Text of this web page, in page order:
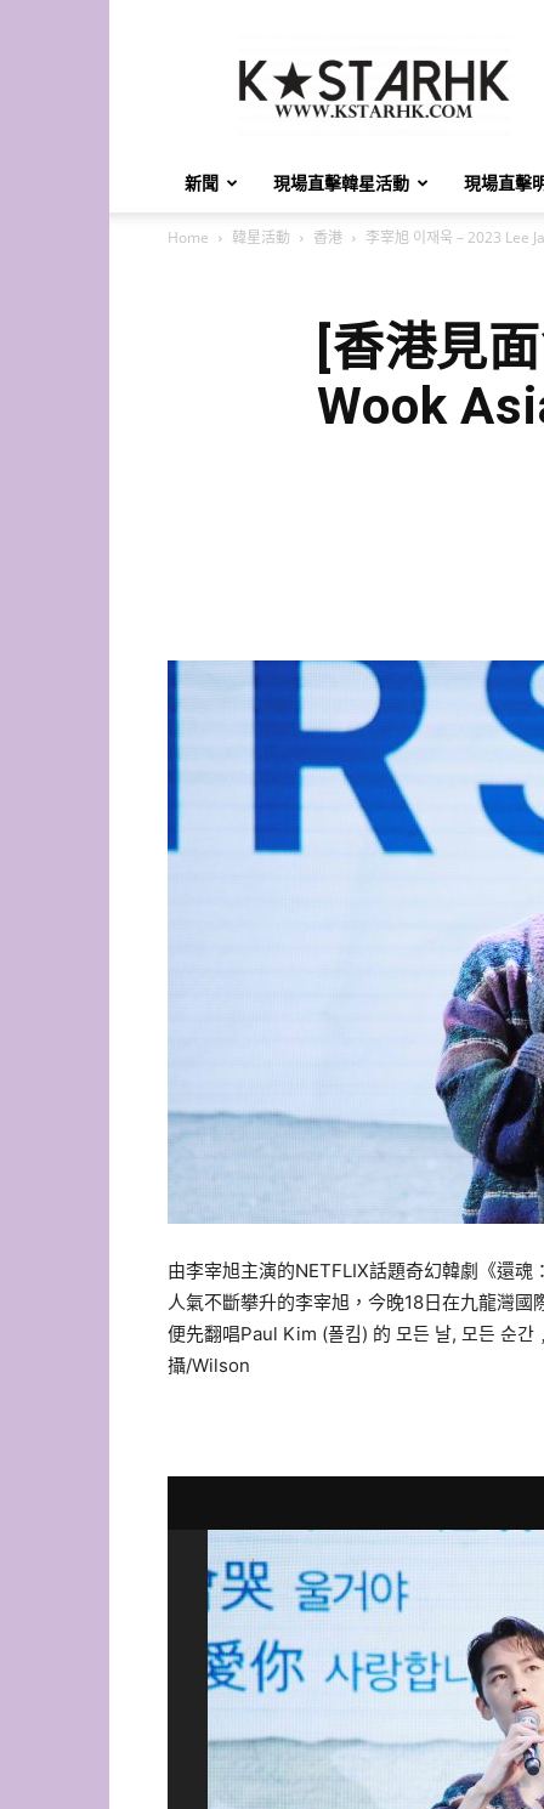
Star
HK
新聞 現場直擊韓星活動 現場直擊
Home 韓星活動 香港 李宰旭 이재욱 – 2023 Lee
[香港見
Wook
由李宰旭主演的NETFLIX話題奇幻韓劇《還
人氣不斷攀升的李宰旭，今晚18日在九龍灣
便先翻唱Paul Kim (폴킴) 的 모든 날, 모든 순
攝/Wilson